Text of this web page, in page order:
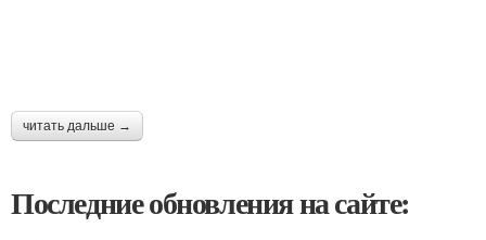
читать дальше →
Последние обновления на сайте: